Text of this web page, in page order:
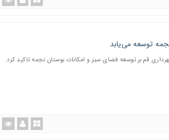
توسعه می‌یابد
قم بر توسعه فضای سبز و امکانات بوستان نجمه تاکید کرد.